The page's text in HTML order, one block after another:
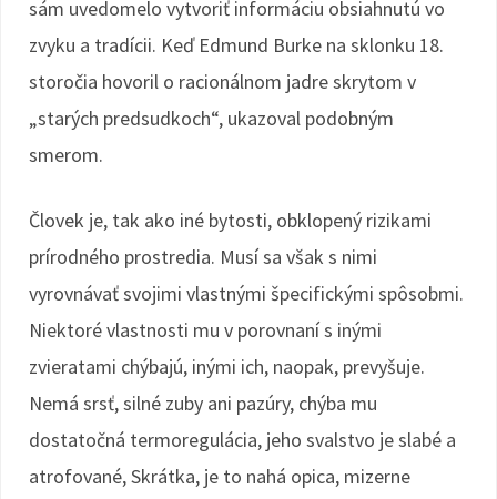
sám uvedomelo vytvoriť informáciu obsiahnutú vo
zvyku a tradícii. Keď Edmund Burke na sklonku 18.
storočia hovoril o racionálnom jadre skrytom v
„starých predsudkoch“, ukazoval podobným
smerom.
Človek je, tak ako iné bytosti, obklopený rizikami
prírodného prostredia. Musí sa však s nimi
vyrovnávať svojimi vlastnými špecifickými spôsobmi.
Niektoré vlastnosti mu v porovnaní s inými
zvieratami chýbajú, inými ich, naopak, prevyšuje.
Nemá srsť, silné zuby ani pazúry, chýba mu
dostatočná termoregulácia, jeho svalstvo je slabé a
atrofované, Skrátka, je to nahá opica, mizerne